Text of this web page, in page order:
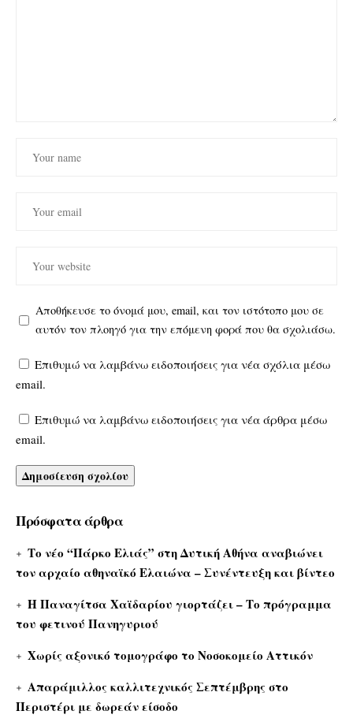
Αποθήκευσε το όνομά μου, email, και τον ιστότοπο μου σε
αυτόν τον πλοηγό για την επόμενη φορά που θα σχολιάσω.
Επιθυμώ να λαμβάνω ειδοποιήσεις για νέα σχόλια μέσω
email.
Επιθυμώ να λαμβάνω ειδοποιήσεις για νέα άρθρα μέσω
email.
Πρόσφατα άρθρα
Το νέο “Πάρκο Ελιάς” στη Δυτική Αθήνα αναβιώνει
τον αρχαίο αθηναϊκό Ελαιώνα – Συνέντευξη και βίντεο
Η Παναγίτσα Χαϊδαρίου γιορτάζει – Το πρόγραμμα
του φετινού Πανηγυριού
Χωρίς αξονικό τομογράφο το Νοσοκομείο Αττικόν
Απαράμιλλος καλλιτεχνικός Σεπτέμβρης στο
Περιστέρι με δωρεάν είσοδο